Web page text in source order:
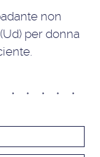
non
per donna